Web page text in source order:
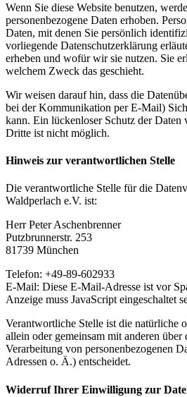
Wenn Sie diese Website benutzen,
personenbezogene Daten erhoben.
Daten, mit denen Sie persönlich
vorliegende Datenschutzerklärung
erheben und wofür wir sie nutzen. Sie
welchem Zweck das geschieht.
Wir weisen darauf hin, dass die
bei der Kommunikation per E-Mail)
kann. Ein lückenloser Schutz der
Dritte ist nicht möglich.
Hinweis zur verantwortlichen Stelle
Die verantwortliche Stelle für die
Waldperlach e.V. ist:
Herr Peter Aschenbrenner
Putzbrunnerstr. 253
81739 München
Telefon: +49-89-602933
E-Mail: Diese E-Mail-Adresse ist vor
Anzeige muss JavaScript eingeschaltet
Verantwortliche Stelle ist die natürliche
allein oder gemeinsam mit anderen
Verarbeitung von personenbezogenen
Adressen o. Ä.) entscheidet.
Widerruf Ihrer Einwilligung zur